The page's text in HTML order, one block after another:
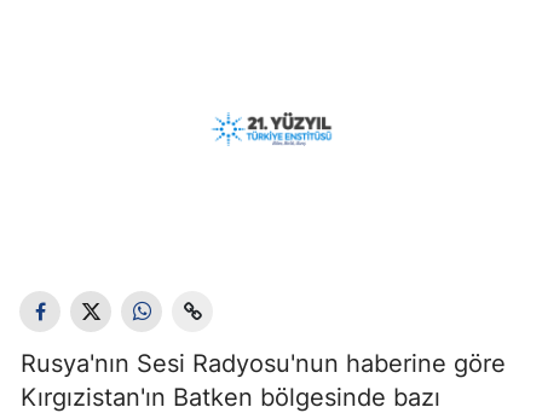
Rusya'nın Sesi Radyosu'nun haberine göre
Kırgızistan'ın Batken bölgesinde bazı